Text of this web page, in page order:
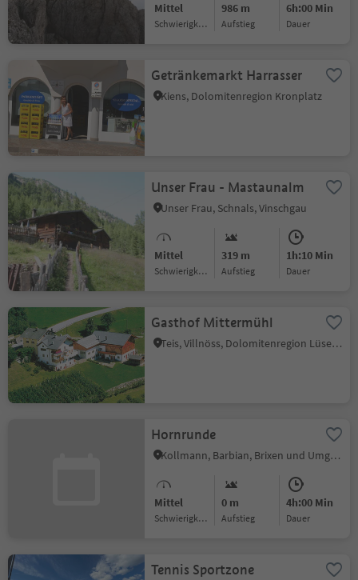
Mittel
Schwierigkeitsgrad
986 m
Aufstieg
6h:00 Min
Dauer
Getränkemarkt Harrasser
Kiens, Dolomitenregion Kronplatz
Unser Frau - Mastaunalm
Unser Frau, Schnals, Vinschgau
Mittel
Schwierigkeitsgrad
319 m
Aufstieg
1h:10 Min
Dauer
Gasthof Mittermühl
Teis, Villnöss, Dolomitenregion Lüsen Villnöss
Hornrunde
Kollmann, Barbian, Brixen und Umgebung
Mittel
Schwierigkeitsgrad
0 m
Aufstieg
4h:00 Min
Dauer
Tennis Sportzone